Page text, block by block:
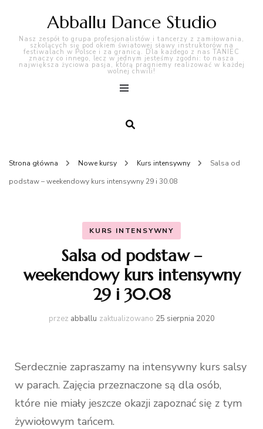
Abballu Dance Studio
Nasz zespół to grupa profesjonalistów i tancerzy z zamiłowania,
szkolących się pod okiem światowej sławy instruktorów na
festiwalach w Polsce i za granicą. Dla każdego z nas TANIEC
znaczy co innego, lecz w jednym jesteśmy zgodni: to nasza
największa życiowa pasja, którą pragniemy realizować w każdej
wolnej chwili!
Strona główna Nowe kursy Kurs intensywny
Salsa od
podstaw – weekendowy kurs intensywny 29 i 30.08
KURS INTENSYWNY
Salsa od podstaw –
weekendowy kurs intensywny
29 i 30.08
przez abballu zaktualizowano 25 sierpnia 2020
Serdecznie zapraszamy na intensywny kurs salsy
w parach. Zajęcia przeznaczone są dla osób,
które nie miały jeszcze okazji zapoznać się z tym
żywiołowym tańcem.